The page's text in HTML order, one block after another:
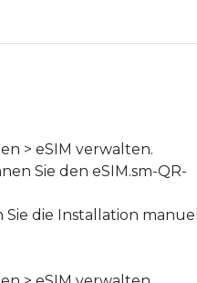
> eSIM verwalten.
Sie den eSIM.sm-QR-
die Installation manuell